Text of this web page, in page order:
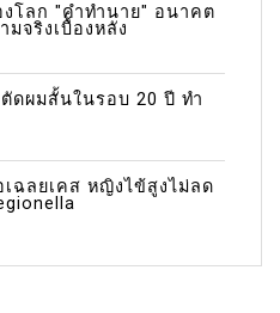
โลก "คำทำนาย" อนาคต
จริงเบื้องหลัง
ดผมสั้นในรอบ 20 ปี ทำ
ฉลยเคส หญิงไข้สูงไม่ลด